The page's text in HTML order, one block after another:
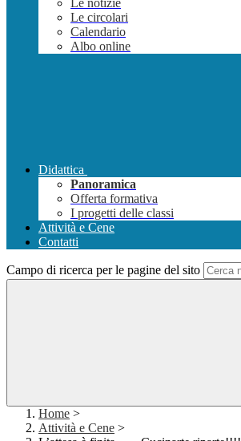
Le notizie
Le circolari
Calendario
Albo online
Didattica
Panoramica
Offerta formativa
I progetti delle classi
Attività e Cene
Contatti
Campo di ricerca per le pagine del sito
Home >
Attività e Cene >